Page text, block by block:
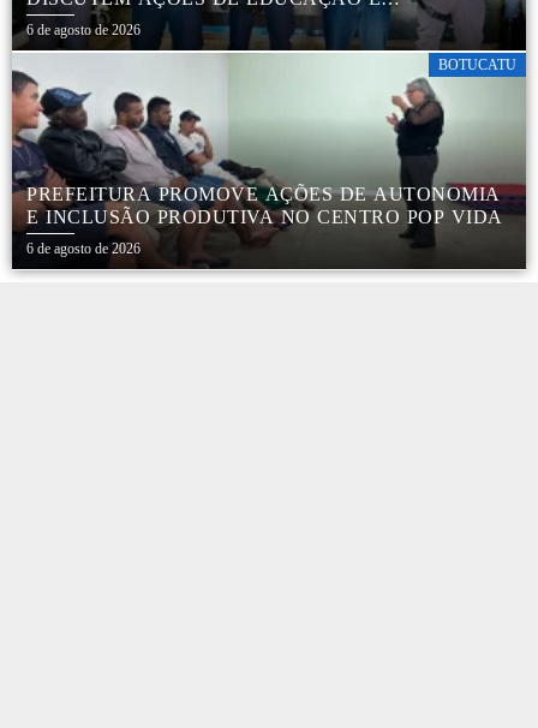
SEGURANÇA NO TRÂNSITO
6 de agosto de 2026
BOTUCATU
PREFEITURA PROMOVE AÇÕES DE AUTONOMIA
E INCLUSÃO PRODUTIVA NO CENTRO POP VIDA
6 de agosto de 2026